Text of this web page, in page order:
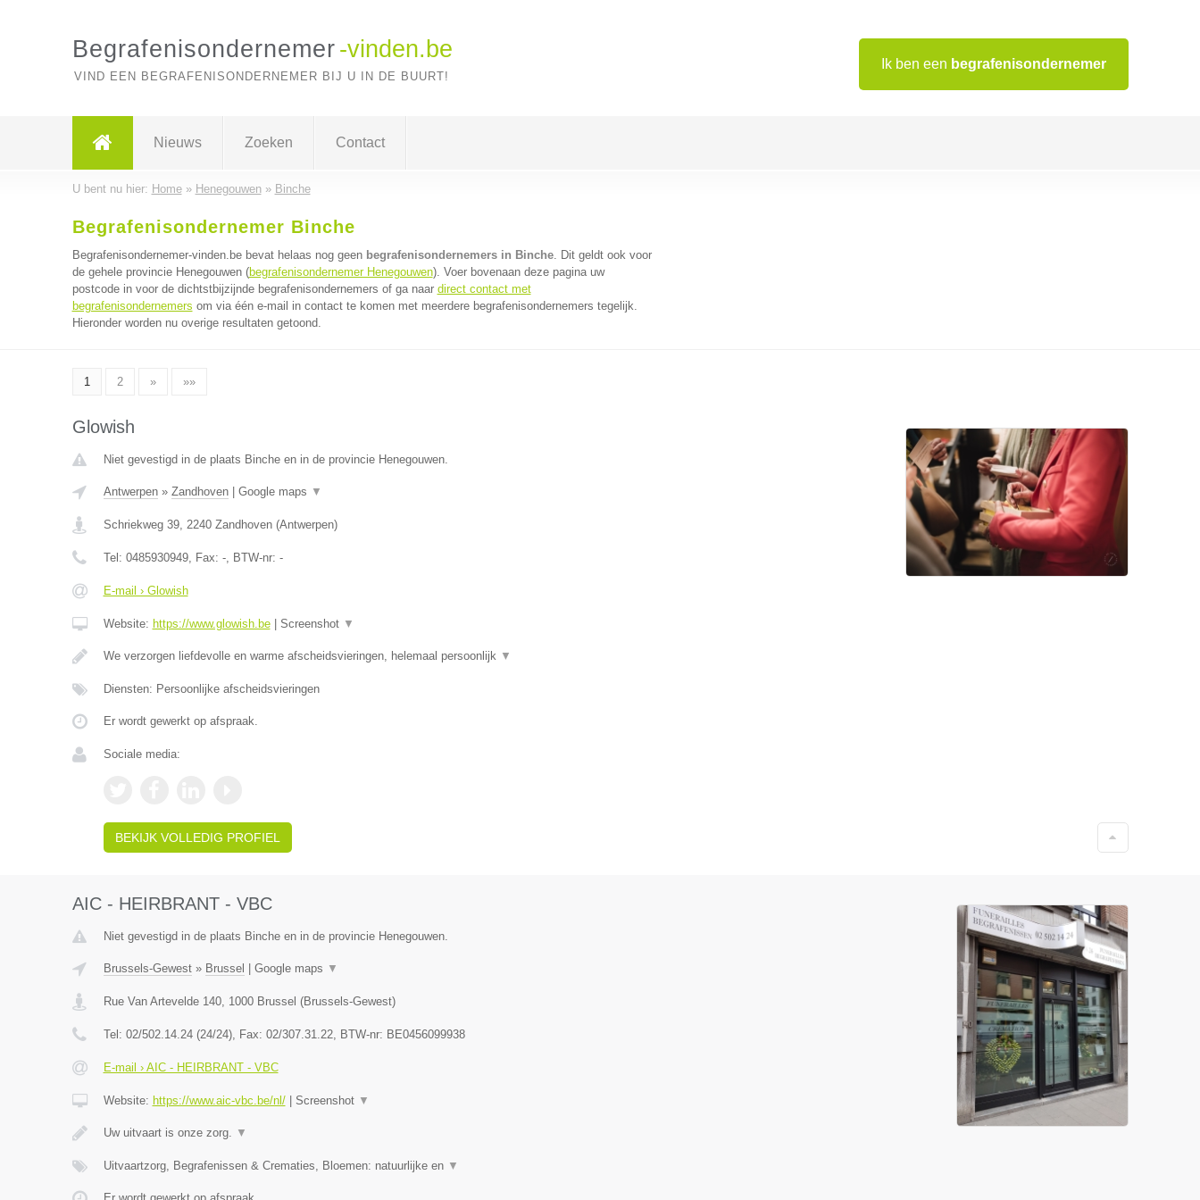
Ik ben een begrafenisondernemer
Begrafenisondernemer -vinden.be
VIND EEN BEGRAFENISONDERNEMER BIJ U IN DE BUURT!
Nieuws Zoeken Contact
U bent nu hier: Home» Henegouwen» Binche
Begrafenisondernemer Binche
Begrafenisondernemer-vinden.be bevat helaas nog geen begrafenisondernemers in Binche. Dit geldt ook voor
de gehele provincie Henegouwen (begrafenisondernemer Henegouwen). Voer bovenaan deze pagina uw
postcode in voor de dichtstbijzijnde begrafenisondernemers of ga naar direct contact met
begrafenisondernemers om via één e-mail in contact te komen met meerdere begrafenisondernemers tegelijk.
Hieronder worden nu overige resultaten getoond.
1 2 » »»
Glowish
Niet gevestigd in de plaats Binche en in de provincie Henegouwen.
Antwerpen» Zandhoven| Google maps ▼
Schriekweg 39, 2240 Zandhoven(Antwerpen)
Tel: 0485930949, Fax: -, BTW-nr: -
E-mail › Glowish
Website: https://www.glowish.be| Screenshot ▼
We verzorgen liefdevolle en warme afscheidsvieringen, helemaal persoonlijk ▼
Diensten: Persoonlijke afscheidsvieringen
Er wordt gewerkt op afspraak.
Sociale media:
BEKIJK VOLLEDIG PROFIEL
AIC - HEIRBRANT - VBC
Niet gevestigd in de plaats Binche en in de provincie Henegouwen.
Brussels-Gewest» Brussel Google maps ▼
Rue Van Artevelde 140, 1000 Brussel (Brussels-Gewest)
Tel: 02/502.14.24 (24/24), Fax: 02/307.31.22, BTW-nr: BE0456099938
E-mail › AIC - HEIRBRANT - VBC
Website: https://www.aic-vbc.be/nl/| Screenshot ▼
Uw uitvaart is onze zorg. ▼
Uitvaartzorg, Begrafenissen & Crematies, Bloemen: natuurlijke en ▼